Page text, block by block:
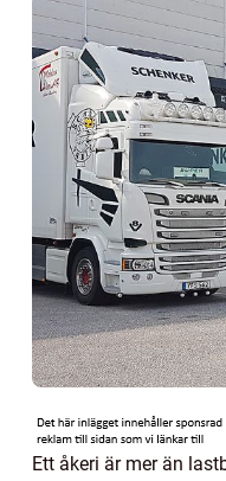
Ett åkeri är mer än